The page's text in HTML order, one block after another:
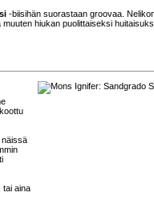
-biisihän suorastaan groovaa.
hiukan puolittaiseksi
näissä
tai aina